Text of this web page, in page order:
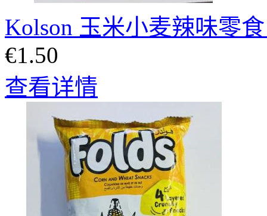
Kolson 玉米小麦辣味零
€1.50
查看详情